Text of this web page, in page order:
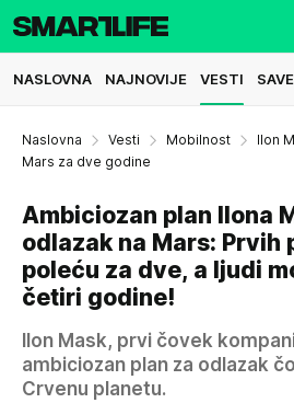
NASLOVNA NAJNOVIJE VESTI
Naslovna Vesti Mobilnost
Ilon
Mars za dve godine
Ambiciozan plan Ilona
odlazak na Mars: Prvih
poleću za dve, a ljudi
četiri godine!
Ilon Mask, prvi čovek
ambiciozan plan za odlazak
Crvenu planetu.